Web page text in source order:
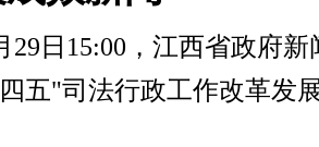
29日15:00，江西省政府
五"司法行政工作改革发